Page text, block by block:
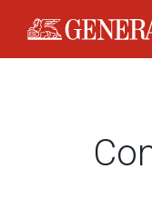
Generali Logo